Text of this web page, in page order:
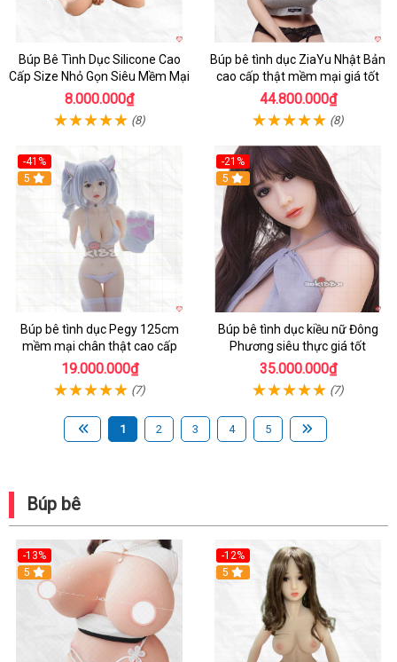
Búp Bê Tình Dục Silicone Cao
Cấp Size Nhỏ Gọn Siêu Mềm Mại
8.000.000₫
(8)
Búp bê tình dục ZiaYu Nhật Bản
cao cấp thật mềm mại giá tốt
44.800.000₫
(8)
-41%
Hot
5
Búp bê tình dục Pegy 125cm
mềm mại chân thật cao cấp
19.000.000₫
(7)
-21%
Hot
5
Búp bê tình dục kiều nữ Đông
Phương siêu thực giá tốt
35.000.000₫
(7)
1 2 3 4 5
Búp bê
-13%
Hot
5
-12%
5